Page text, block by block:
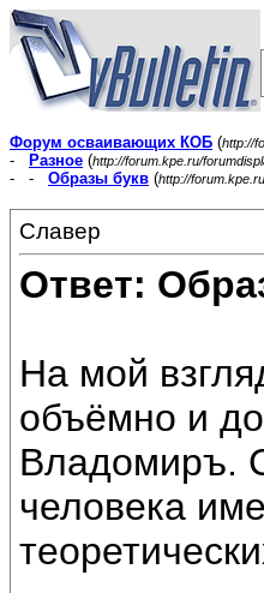
Форум осваивающих КОБ (http://
-
Разное (http://forum.kpe.ru/
- - Образы букв (http://
Славер
Ответ:
На мой
объёмно и
Владомиръ.
человека